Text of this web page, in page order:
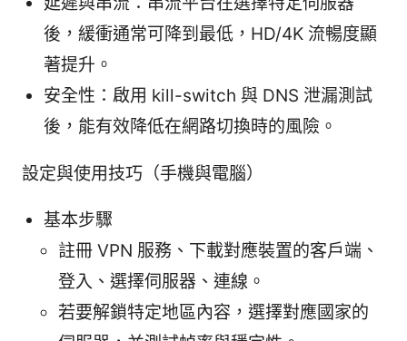
後，緩衝通常可降到最低，HD/4K 流暢度顯
著提升。
安全性：啟用 kill-switch 與 DNS 泄漏測試
後，能有效降低在網路切換時的風險。
設定與使用技巧（手機與電腦）
基本步驟
註冊 VPN 服務、下載對應裝置的客戶端、
登入、選擇伺服器、連線。
若要解鎖特定地區內容，選擇對應國家的